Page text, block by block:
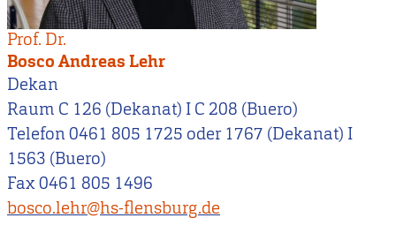
Prof. Dr.
Bosco Andreas Lehr
Dekan
Raum C 126 (Dekanat) I C 208 (Buero)
Telefon 0461 805 1725 oder 1767 (Dekanat) I
1563 (Buero)
Fax 0461 805 1496
bosco.lehr@hs-flensburg.de